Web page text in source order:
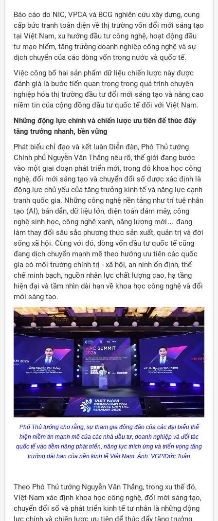
Báo cáo do NIC, VPCA và BCG nghiên cứu xây dựng, cung
cấp bức tranh toàn diện về thị trường vốn đổi mới sáng tạo
tại Việt Nam, xu hướng đầu tư công nghệ, hoạt động đầu
tư mạo hiểm, tăng trưởng doanh nghiệp công nghệ và sự
dịch chuyển của các dòng vốn trong nước và quốc tế.
Việc công bố hai sản phẩm dữ liệu chiến lược này được
đánh giá là bước tiến quan trọng trong quá trình chuyên
nghiệp hóa thị trường đầu tư đổi mới sáng tạo và nâng cao
niềm tin của cộng đồng đầu tư quốc tế đối với Việt Nam.
Những động lực chính và chiến lược ưu tiên để thúc đẩy
tăng trưởng nhanh, bền vững
Phát biểu chỉ đạo và kết luận Diễn đàn, Phó Thủ tướng
Chính phủ Nguyễn Văn Thắng nêu rõ, thế giới đang bước
vào một giai đoạn phát triển mới, trong đó khoa học công
nghệ, đổi mới sáng tạo và chuyển đổi số được xác định là
động lực chủ yếu của tăng trưởng kinh tế và năng lực cạnh
tranh quốc gia. Những công nghệ nền tảng như trí tuệ nhân
tạo (AI), bán dẫn, dữ liệu lớn, điện toán đám mây, công
nghệ sinh học, công nghệ xanh, năng lượng mới… đang
làm thay đổi sâu sắc phương thức sản xuất, quản trị và đời
sống xã hội. Cùng với đó, dòng vốn đầu tư quốc tế cũng
đang dịch chuyển mạnh mẽ theo hướng ưu tiên các quốc
gia có môi trường chính trị - xã hội, an ninh ổn định, thể
chế minh bạch, nguồn nhân lực chất lượng cao, hạ tầng
hiện đại và tầm nhìn dài hạn về khoa học công nghệ và đổi
mới sáng tạo.
Phó Thủ tướng cho rằng, sự tham gia đông đảo của các đại biểu thể
hiện niềm tin mạnh mẽ của các nhà đầu tư, doanh nghiệp và đối tác
quốc tế vào tiềm năng phát triển, năng lực thích ứng và triển vọng tăng
trưởng dài hạn của nền kinh tế Việt Nam. Ảnh: VGP/Đức Tuân
Theo Phó Thủ tướng Nguyễn Văn Thắng, trong xu thế đó,
Việt Nam xác định khoa học công nghệ, đổi mới sáng tạo,
chuyển đổi số và phát triển kinh tế tư nhân là những động
lực chính và chiến lược ưu tiên để thúc đẩy tăng trưởng